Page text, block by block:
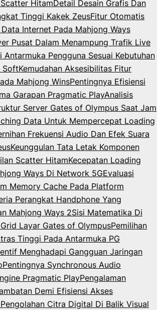
HitamDetail Desain Grafis Dan
Tinggi Kakek ZeusFitur Otomatis
Internet Pada Mahjong Ways
Pusat Dalam Menampung Trafik Live
Antarmuka Pengguna Sesuai Kebutuhan
SoftKemudahan Aksesibilitas Fitur
Mahjong WinsPentingnya Efisiensi
Garapan Pragmatic PlayAnalisis
Server Gates of Olympus Saat Jam
Data Untuk Mempercepat Loading
Frekuensi Audio Dan Efek Suara
Keunggulan Tata Letak Komponen
Scatter HitamKecepatan Loading
Ways Di Network 5GEvaluasi
Memory Cache Pada Platform
Perangkat Handphone Yang
Mahjong Ways 2Sisi Matematika Di
Layar Gates of OlympusPemilihan
Tinggi Pada Antarmuka PG
Menghadapi Gangguan Jaringan
Pentingnya Synchronous Audio
Pragmatic PlayPengalaman
Demi Efisiensi Akses
Citra Digital Di Balik Visual